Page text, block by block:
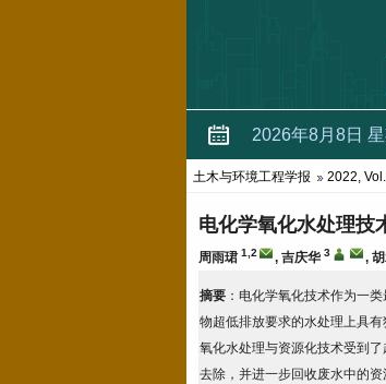
土木与环境工程学报 2022,
电化学氧化水处理技
周雨珺 1,2 , 吉庆华 3 ,
摘要 ：电化学氧化技术作为一
物超低排放要求的水处理上具
氧化水处理与资源化技术受到
去除，并进一步回收废水中的